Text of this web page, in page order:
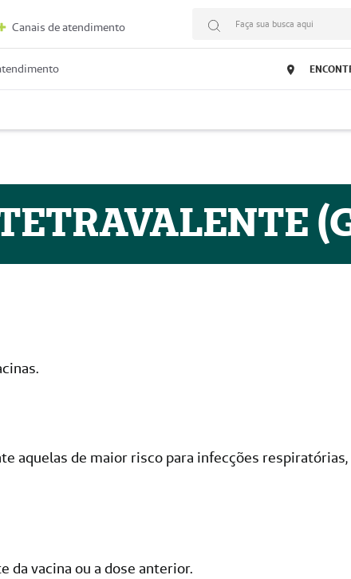
Canais de atendimento Faça sua busca aqui
aquelas de maior risco para infecções
da vacina ou a dose anterior.